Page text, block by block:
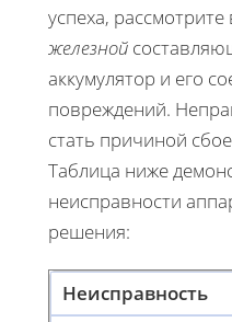
успеха,
железной
аккумулятор и его
повреждений.
стать причиной
Таблица ниже
неисправности
решения:
Неисправность